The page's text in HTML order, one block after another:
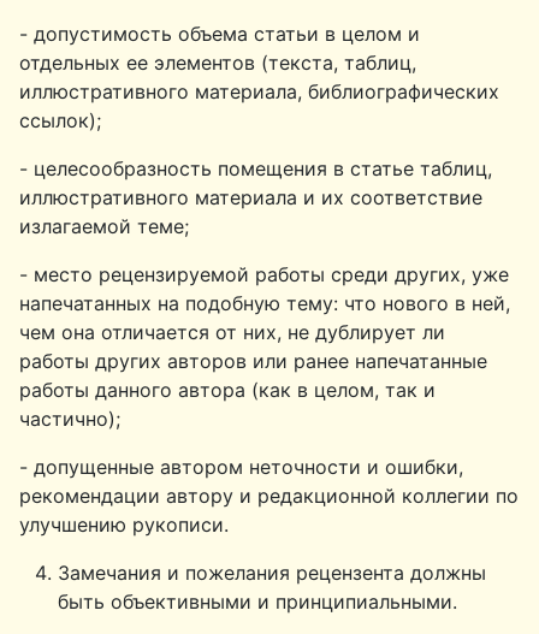
- допустимость объема статьи в целом и
отдельных ее элементов (текста, таблиц,
иллюстративного материала, библиографических
ссылок);
- целесообразность помещения в статье таблиц,
иллюстративного материала и их соответствие
излагаемой теме;
- место рецензируемой работы среди других, уже
напечатанных на подобную тему: что нового в ней,
чем она отличается от них, не дублирует ли
работы других авторов или ранее напечатанные
работы данного автора (как в целом, так и
частично);
- допущенные автором неточности и ошибки,
рекомендации автору и редакционной коллегии по
улучшению рукописи.
Замечания и пожелания рецензента должны
быть объективными и принципиальными.